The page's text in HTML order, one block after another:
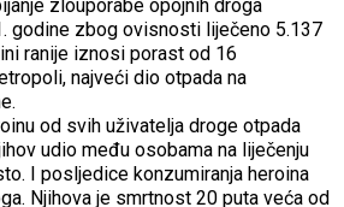
zlouporabe opojnih droga
godine zbog ovisnosti liječeno 5.137
ranije iznosi porast od 16
najveći dio otpada na
od svih uživatelja droge otpada
udio među osobama na liječenju
I posljedice konzumiranja heroina
Njihova je smrtnost 20 puta veća od